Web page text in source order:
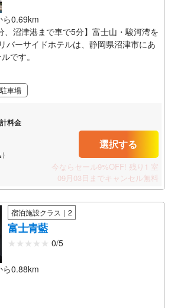
ら0.69km
、沼津港まで車で5分】富士山・駿河湾を
バーサイドホテルは、静岡県沼津市にあ
です。
駐車場
料金
選択する
今ならセール9%OFF! 残り1 室
09月03日までキャンセル無料
宿泊施設クラス｜2
富士青藍
0/5
ら0.88km